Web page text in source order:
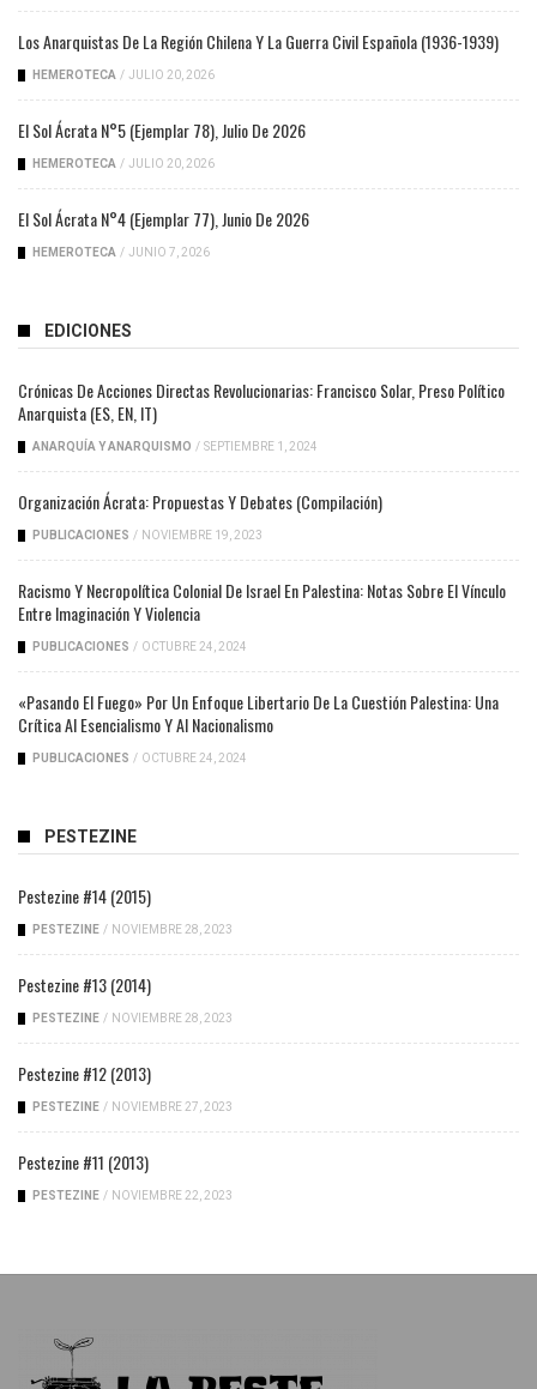
Los Anarquistas De La Región Chilena Y La Guerra Civil Española (1936-1939)
HEMEROTECA / JULIO 20, 2026
El Sol Ácrata N°5 (ejemplar 78), Julio De 2026
HEMEROTECA / JULIO 20, 2026
El Sol Ácrata N°4 (ejemplar 77), Junio De 2026
HEMEROTECA / JUNIO 7, 2026
EDICIONES
Crónicas De Acciones Directas Revolucionarias: Francisco Solar, Preso Político
Anarquista (ES, EN, IT)
ANARQUÍA Y ANARQUISMO / SEPTIEMBRE 1, 2024
Organización Ácrata: Propuestas Y Debates (compilación)
PUBLICACIONES / NOVIEMBRE 19, 2023
Racismo Y Necropolítica Colonial De Israel En Palestina: Notas Sobre El Vínculo
Entre Imaginación Y Violencia
PUBLICACIONES / OCTUBRE 24, 2024
«Pasando El Fuego» Por Un Enfoque Libertario De La Cuestión Palestina: Una
Crítica Al Esencialismo Y Al Nacionalismo
PUBLICACIONES / OCTUBRE 24, 2024
PESTEZINE
Pestezine #14 (2015)
PESTEZINE / NOVIEMBRE 28, 2023
Pestezine #13 (2014)
PESTEZINE / NOVIEMBRE 28, 2023
Pestezine #12 (2013)
PESTEZINE / NOVIEMBRE 27, 2023
Pestezine #11 (2013)
PESTEZINE / NOVIEMBRE 22, 2023